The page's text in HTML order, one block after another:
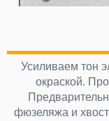
Усиливаем тон
окраской.
фюзеляжа и